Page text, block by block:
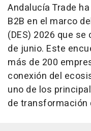
Andalucía Trade
B2B en el marco
(DES) 2026 que
de junio. Este
más de 200
conexión del
uno de los
de